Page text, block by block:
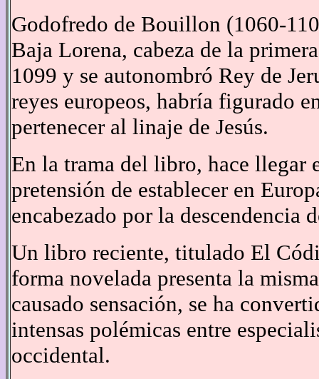
Godofredo de Bouillon (1060-
Baja Lorena, cabeza de la
1099 y se autonombró Rey de
reyes europeos, habría figurado
pertenecer al linaje de Jesús.
En la trama del libro, hace llegar
pretensión de establecer en
encabezado por la descendencia
Un libro reciente, titulado El
forma novelada presenta la
causado sensación, se ha
intensas polémicas entre
occidental.